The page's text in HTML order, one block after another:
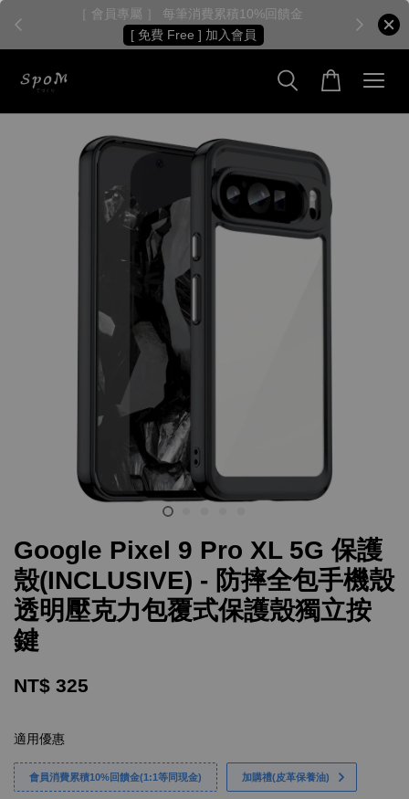
［ 會員專屬 ］ 每筆消費累積10%回饋金
[ 免費 Free ] 加入會員
Google Pixel 9 Pro XL 5G 保護
殼(INCLUSIVE) - 防摔全包手機殼
透明壓克力包覆式保護殼獨立按
鍵
NT$ 325
適用優惠
會員消費累積10%回饋金(1:1等同現金) 加購禮(皮革保養油)